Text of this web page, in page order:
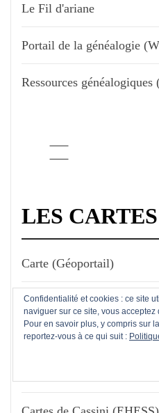
Le Fil d'ariane
Portail de la généalogie
Ressources
LES CARTES
Carte (Géoportail)
Carte de l'état civil en ligne
Carte des cadastres et
Confidentialité et cookies : ce site
naviguer sur ce site, vous
Pour en savoir plus, y compris sur
reportez-vous à ce qui suit :